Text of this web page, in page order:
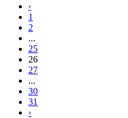
‹
1
2
...
25
26
27
...
30
31
›